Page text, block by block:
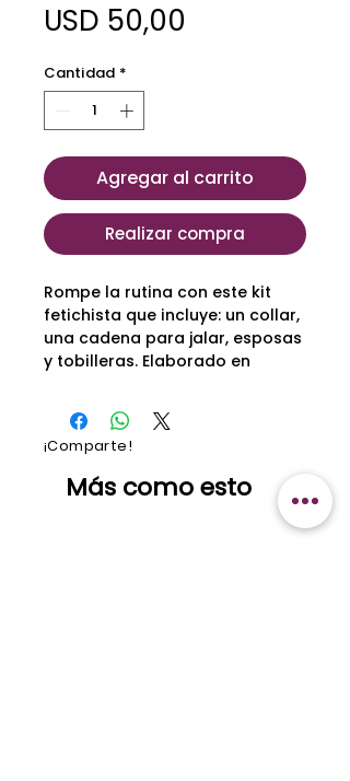
Más como esto
USD 50,00
Cantidad *
Agregar al carrito
Realizar compra
Rompe la rutina con este kit
fetichista que incluye: un collar,
una cadena para jalar, esposas
y tobilleras. Elaborado en
¡Comparte!